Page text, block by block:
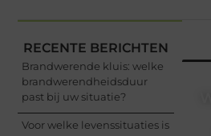
RECENTE BERICHTEN
Brandwerende kluis: welke
brandwerendheidsduur
past bij uw situatie?
Voor welke levenssituaties is